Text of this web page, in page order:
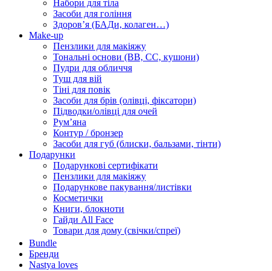
Набори для тіла
Засоби для гоління
Здоровʼя (БАДи, колаген…)
Make-up
Пензлики для макіяжу
Тональні основи (BB, CC, кушони)
Пудри для обличчя
Туш для вій
Тіні для повік
Засоби для брів (олівці, фіксатори)
Підводки/олівці для очей
Румʼяна
Контур / бронзер
Засоби для губ (блиски, бальзами, тінти)
Подарунки
Подарункові сертифікати
Пензлики для макіяжу
Подарункове пакування/листівки
Косметички
Книги, блокноти
Гайди All Face
Товари для дому (свічки/спреї)
Bundle
Бренди
Nastya loves